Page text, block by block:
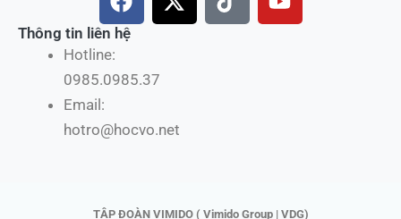
Hotline:
0985.0985.37
Email:
hotro@hocvo.net
a
c
b
o
-
t
i
o
Thông tin liên hệ
TẬP ĐOÀN VIMIDO ( Vimido Group | VDG)